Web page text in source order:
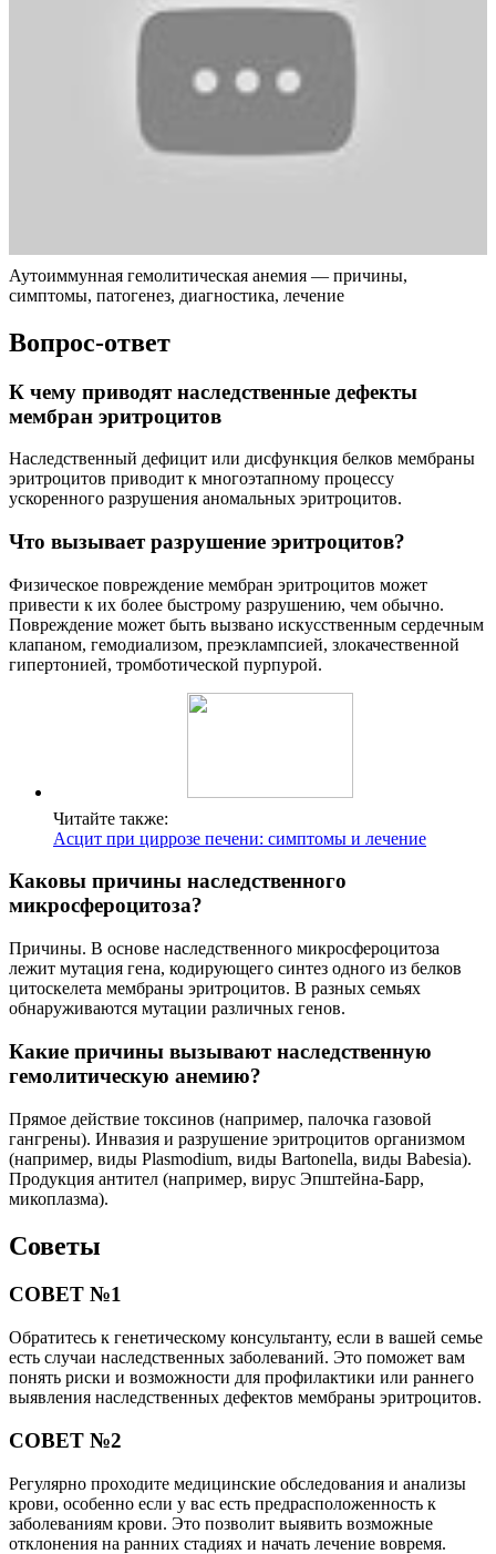
Аутоиммунная гемолитическая анемия — причины,
симптомы, патогенез, диагностика, лечение
Вопрос-ответ
К чему приводят наследственные дефекты
мембран эритроцитов
Наследственный дефицит или дисфункция белков мембраны
эритроцитов приводит к многоэтапному процессу
ускоренного разрушения аномальных эритроцитов.
Что вызывает разрушение эритроцитов?
Физическое повреждение мембран эритроцитов может
привести к их более быстрому разрушению, чем обычно.
Повреждение может быть вызвано искусственным сердечным
клапаном, гемодиализом, преэклампсией, злокачественной
гипертонией, тромботической пурпурой.
Читайте также:
Асцит при циррозе печени: симптомы и лечение
Каковы причины наследственного
микросфероцитоза?
Причины. В основе наследственного микросфероцитоза
лежит мутация гена, кодирующего синтез одного из белков
цитоскелета мембраны эритроцитов. В разных семьях
обнаруживаются мутации различных генов.
Какие причины вызывают наследственную
гемолитическую анемию?
Прямое действие токсинов (например, палочка газовой
гангрены). Инвазия и разрушение эритроцитов организмом
(например, виды Plasmodium, виды Bartonella, виды Babesia).
Продукция антител (например, вирус Эпштейна-Барр,
микоплазма).
Советы
СОВЕТ №1
Обратитесь к генетическому консультанту, если в вашей семье
есть случаи наследственных заболеваний. Это поможет вам
понять риски и возможности для профилактики или раннего
выявления наследственных дефектов мембраны эритроцитов.
СОВЕТ №2
Регулярно проходите медицинские обследования и анализы
крови, особенно если у вас есть предрасположенность к
заболеваниям крови. Это позволит выявить возможные
отклонения на ранних стадиях и начать лечение вовремя.